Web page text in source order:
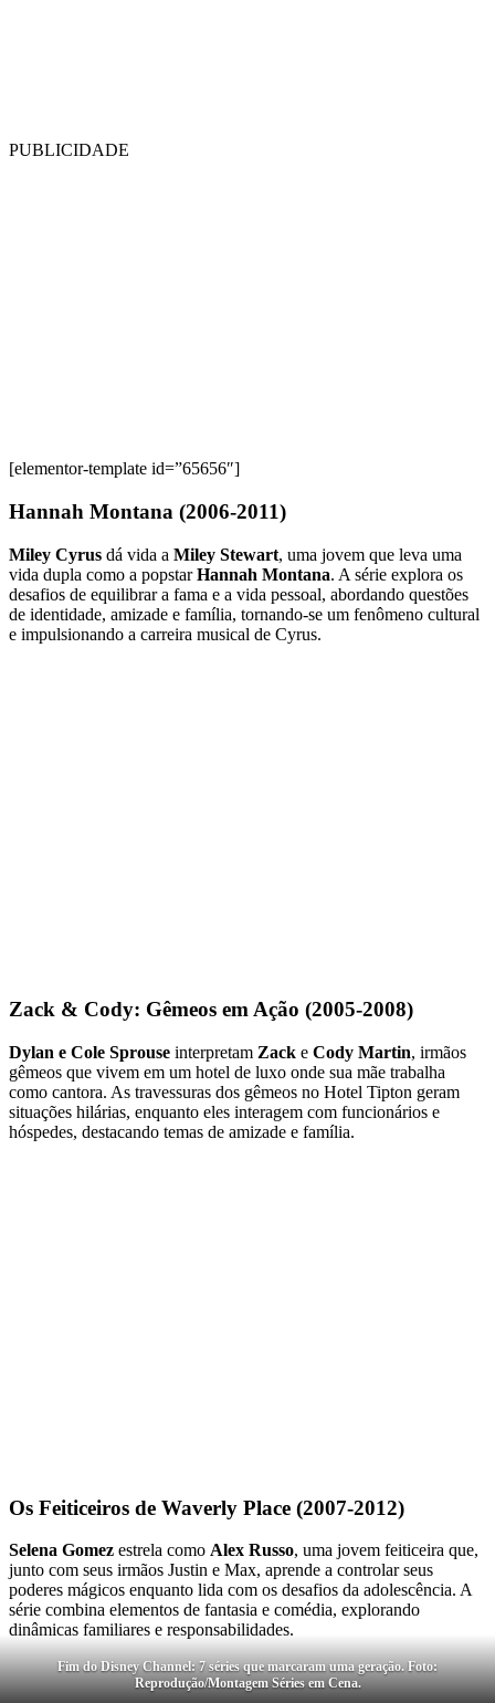
Fim do Disney Channel: 7 séries que marcaram uma geração. Foto:
Reprodução/Montagem Séries em Cena.
PUBLICIDADE
[elementor-template id=”65656″]
Hannah Montana (2006-2011)
Miley Cyrus dá vida a Miley Stewart, uma jovem que leva uma
vida dupla como a popstarHannah Montana. A série explora os
desafios de equilibrar a fama e a vida pessoal, abordando questões
de identidade, amizade e família, tornando-se um fenômeno cultural
e impulsionando a carreira musical de Cyrus.
Zack & Cody: Gêmeos em Ação (2005-2008)
Dylan e Cole Sprouse interpretam Zack e Cody Martin, irmãos
gêmeos que vivem em um hotel de luxo onde sua mãe trabalha
como cantora. As travessuras dos gêmeos no Hotel Tipton geram
situações hilárias, enquanto eles interagem com funcionários e
hóspedes, destacando temas de amizade e família.
Os Feiticeiros de Waverly Place (2007-2012)
Selena Gomez estrela como Alex Russo, uma jovem feiticeira que,
junto com seus irmãos Justin e Max, aprende a controlar seus
poderes mágicos enquanto lida com os desafios da adolescência. A
série combina elementos de fantasia e comédia, explorando
dinâmicas familiares e responsabilidades.